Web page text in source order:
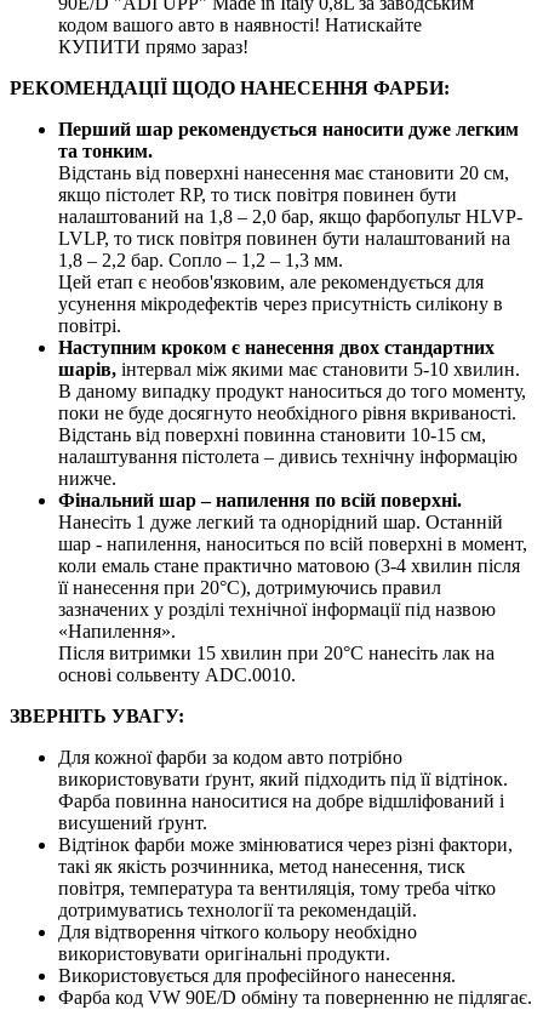
кодом вашого авто в наявності! Натискайте
КУПИТИ прямо зараз!
РЕКОМЕНДАЦІЇ ЩОДО НАНЕСЕННЯ ФАРБИ:
Перший шар рекомендується наносити дуже легким
та тонким.
Відстань від поверхні нанесення має становити 20 см,
якщо пістолет RP, то тиск повітря повинен бути
налаштований на 1,8 – 2,0 бар, якщо фарбопульт HLVP-
LVLP, то тиск повітря повинен бути налаштований на
1,8 – 2,2 бар. Сопло – 1,2 – 1,3 мм.
Цей етап є необов'язковим, але рекомендується для
усунення мікродефектів через присутність силікону в
повітрі.
Наступним кроком є нанесення двох стандартних
шарів, інтервал між якими має становити 5-10 хвилин.
В даному випадку продукт наноситься до того моменту,
поки не буде досягнуто необхідного рівня вкриваності.
Відстань від поверхні повинна становити 10-15 см,
налаштування пістолета – дивись технічну інформацію
нижче.
Фінальний шар – напилення по всій поверхні.
Нанесіть 1 дуже легкий та однорідний шар. Останній
шар - напилення, наноситься по всій поверхні в момент,
коли емаль стане практично матовою (3-4 хвилин після
її нанесення при 20°C), дотримуючись правил
зазначених у розділі технічної інформації під назвою
«Напилення».
Після витримки 15 хвилин при 20°C нанесіть лак на
основі сольвенту ADC.0010.
ЗВЕРНІТЬ УВАГУ:
Для кожної фарби за кодом авто потрібно
використовувати ґрунт, який підходить під її відтінок.
Фарба повинна наноситися на добре відшліфований і
висушений ґрунт.
Відтінок фарби може змінюватися через різні фактори,
такі як якість розчинника, метод нанесення, тиск
повітря, температура та вентиляція, тому треба чітко
дотримуватись технології та рекомендацій.
Для відтворення чіткого кольору необхідно
використовувати оригінальні продукти.
Використовується для професійного нанесення.
Фарба код VW 90E/D обміну та поверненню не підлягає.